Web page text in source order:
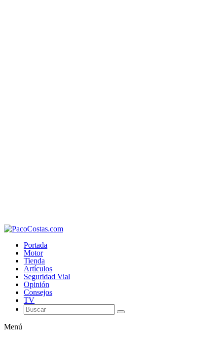
Portada
Motor
Tienda
Artículos
Seguridad Vial
Opinión
Consejos
TV
Menú